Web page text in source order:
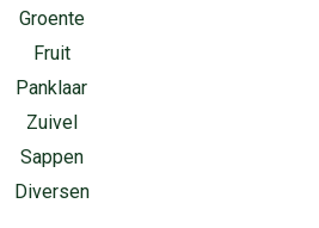
Groente
Fruit
Panklaar
Zuivel
Sappen
Diversen